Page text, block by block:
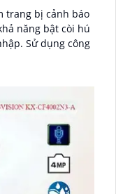
trang bị cảnh báo
năng bật còi hú
công